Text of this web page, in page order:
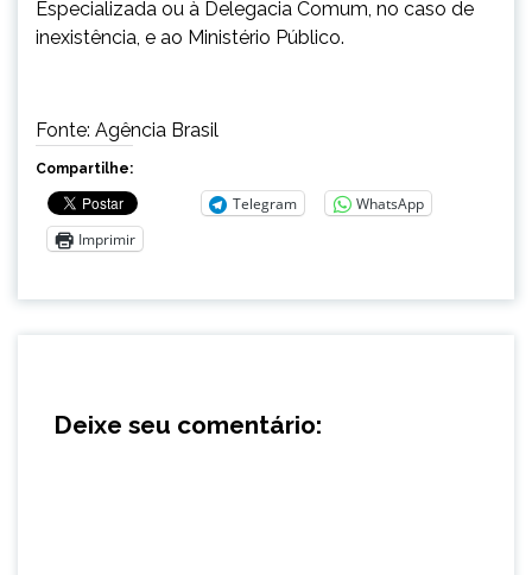
Especializada ou à Delegacia Comum, no caso de
inexistência, e ao Ministério Público.
Fonte: Agência Brasil
Compartilhe:
Telegram
WhatsApp
Imprimir
Deixe seu comentário: